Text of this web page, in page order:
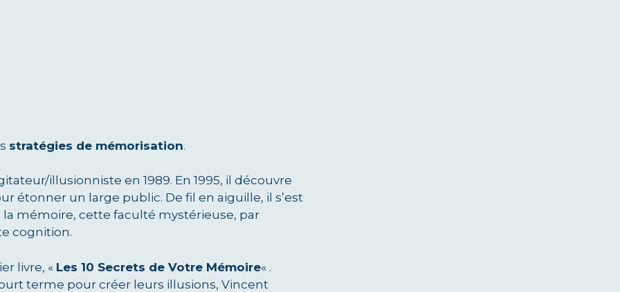
stratégies de mémorisation.
illusionniste en 1989. En 1995, il découvre
étonner un large public. De fil en aiguille, il s’est
mémoire, cette faculté mystérieuse, par
cognition.
livre, « Les 10 Secrets de Votre Mémoire« .
terme pour créer leurs illusions, Vincent